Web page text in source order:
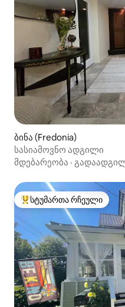
ბინა (Fredonia)
სასიამოვნო ადგილი
მდებარეობა ·
სტუმართა რჩეული
სტუმართა რჩეული